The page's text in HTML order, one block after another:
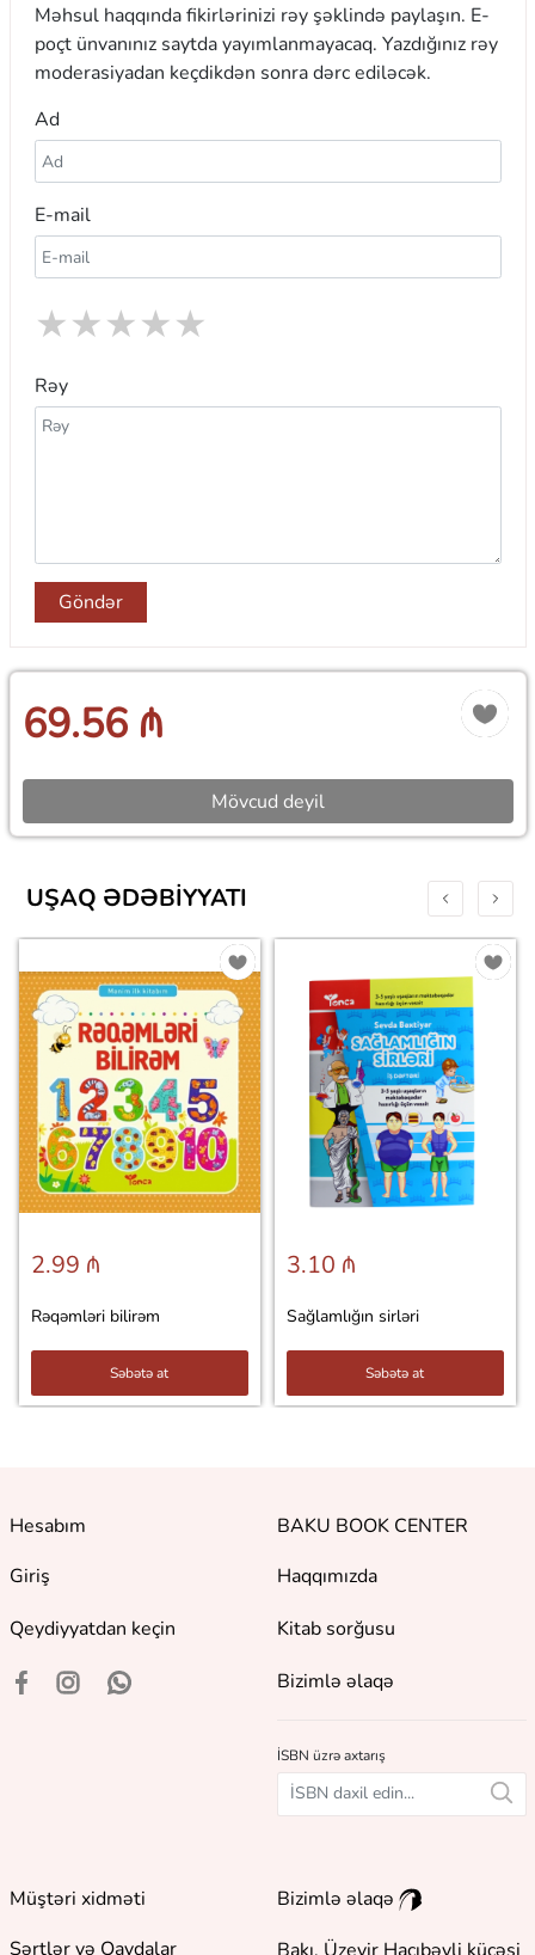
Məhsul haqqında fikirlərinizi rəy şəklində paylaşın. E-
poçt ünvanınız saytda yayımlanmayacaq. Yazdığınız rəy
moderasiyadan keçdikdən sonra dərc ediləcək.
Ad
E-mail
★
★
★
★
★
Rəy
Göndər
69.56 ₼
Mövcud deyil
UŞAQ ƏDƏBIYYATI
2.99 ₼
Rəqəmləri bilirəm
Səbətə at
3.10 ₼
Sağlamlığın sirləri
Səbətə at
Hesabım
Giriş
Qeydiyyatdan keçin
BAKU BOOK CENTER
Haqqımızda
Kitab sorğusu
Bizimlə əlaqə
İSBN üzrə axtarış
Müştəri xidməti
Şərtlər və Qaydalar
Bizimlə əlaqə